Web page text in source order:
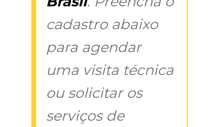
cadastro abaixo
para agendar
uma visita técnica
ou solicitar os
serviços de